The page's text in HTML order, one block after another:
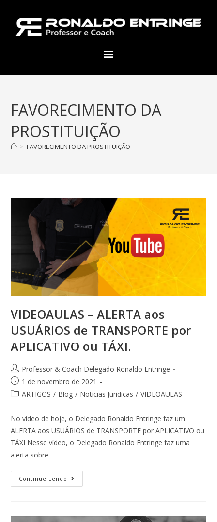
FAVORECIMENTO DA
PROSTITUIÇÃO
> FAVORECIMENTO DA PROSTITUIÇÃO
VIDEOAULAS – ALERTA aos
USUÁRIOS de TRANSPORTE por
APLICATIVO ou TÁXI.
Professor & Coach Delegado Ronaldo Entringe
1 de novembro de 2021
ARTIGOS / Blog / Notícias Jurídicas / VIDEOAULAS
No vídeo de hoje, o Delegado Ronaldo Entringe faz um
ALERTA aos USUÁRIOS de TRANSPORTE por APLICATIVO ou
TÁXI Nesse vídeo, o Delegado Ronaldo Entringe faz uma
alerta sobre…
Continue Lendo